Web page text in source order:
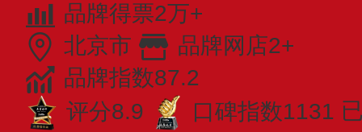
品牌得票2万+
北京市
品牌网店2+
品牌指数87.2
评分8.9
口碑指数1131